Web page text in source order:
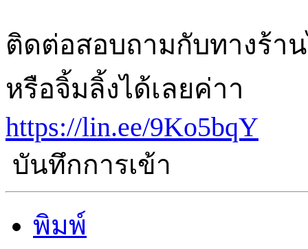
ติดต่อสอบถามกับทางร้าน
หรือจิ้มลิ้งได้เลยค่าา
https://lin.ee/9Ko5bqY
บันทึกการเข้า
พิมพ์